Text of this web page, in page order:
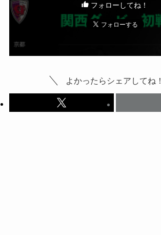
フォローしてね！
よかったらシェアしてね！